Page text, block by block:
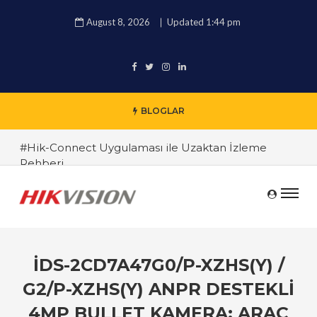
August 8, 2026 Updated 1:44 pm
BLOGLAR
#Hik-Connect Uygulaması ile Uzaktan İzleme
Rehberi
#Hikvision 4K IP Kamera İncelemesi
#Endüstriyel Güvenlik Çözümleri ile İşyerinizi
Koruyun
#TRT Haber Güvenlik Kamerası Alırken Nelere
IDS-2CD7A47G0/P-XZHS(Y) /
G2/P-XZHS(Y) ANPR DESTEKLI